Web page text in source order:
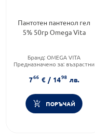
Пантотен пантенол гел
5% 50гр Omega Vita
Бранд: OMEGA VITA
Предназначено за: възрастни
766 € / 1498 лв.
ПОРЪЧАЙ